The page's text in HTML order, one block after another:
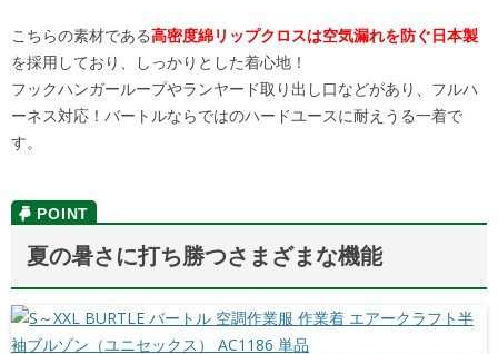
こちらの素材である高密度綿リップクロスは空気漏れを防ぐ日本製
を採用しており、しっかりとした着心地！
フックハンガーループやランヤード取り出し口などがあり、フルハ
ーネス対応！バートルならではのハードユースに耐えうる一着で
す。
夏の暑さに打ち勝つさまざまな機能